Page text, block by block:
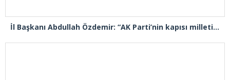
İl Başkanı Abdullah Özdemir: “AK Parti’nin kapısı milletine hizmet etmek isteyen herkese açıktır”